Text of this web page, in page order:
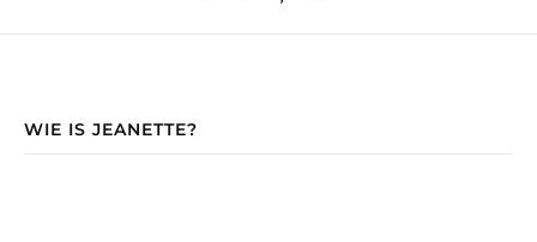
WIE IS JEANETTE?